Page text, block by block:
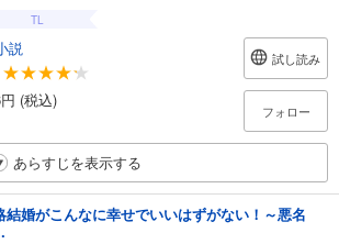
TL
説
(税込)
試し読み
フォロー
あらすじを表示する
結婚がこんなに幸せでいいはずがない！～悪名